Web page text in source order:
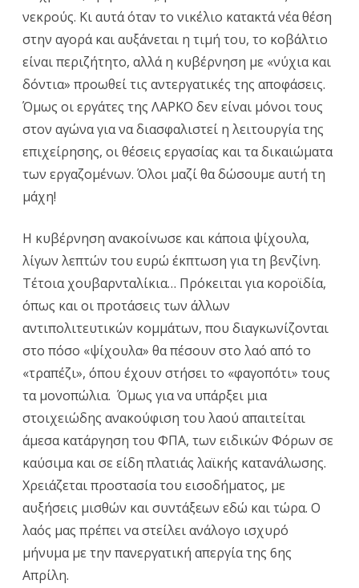
νεκρούς. Κι αυτά όταν το νικέλιο κατακτά νέα θέση
στην αγορά και αυξάνεται η τιμή του, το κοβάλτιο
είναι περιζήτητο, αλλά η κυβέρνηση με «νύχια και
δόντια» προωθεί τις αντεργατικές της αποφάσεις.
Όμως οι εργάτες της ΛΑΡΚΟ δεν είναι μόνοι τους
στον αγώνα για να διασφαλιστεί η λειτουργία της
επιχείρησης, οι θέσεις εργασίας και τα δικαιώματα
των εργαζομένων. Όλοι μαζί θα δώσουμε αυτή τη
μάχη!
Η κυβέρνηση ανακοίνωσε και κάποια ψίχουλα,
λίγων λεπτών του ευρώ έκπτωση για τη βενζίνη.
Τέτοια χουβαρνταλίκια… Πρόκειται για κοροϊδία,
όπως και οι προτάσεις των άλλων
αντιπολιτευτικών κομμάτων, που διαγκωνίζονται
στο πόσο «ψίχουλα» θα πέσουν στο λαό από το
«τραπέζι», όπου έχουν στήσει το «φαγοπότι» τους
τα μονοπώλια. Όμως για να υπάρξει μια
στοιχειώδης ανακούφιση του λαού απαιτείται
άμεσα κατάργηση του ΦΠΑ, των ειδικών Φόρων σε
καύσιμα και σε είδη πλατιάς λαϊκής κατανάλωσης.
Χρειάζεται προστασία του εισοδήματος, με
αυξήσεις μισθών και συντάξεων εδώ και τώρα. Ο
λαός μας πρέπει να στείλει ανάλογο ισχυρό
μήνυμα με την πανεργατική απεργία της 6ης
Απρίλη.